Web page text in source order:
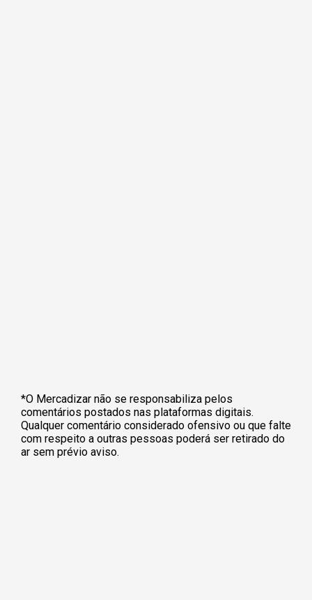
*O Mercadizar não se responsabiliza pelos
comentários postados nas plataformas digitais.
Qualquer comentário considerado ofensivo ou que falte
com respeito a outras pessoas poderá ser retirado do
ar sem prévio aviso.